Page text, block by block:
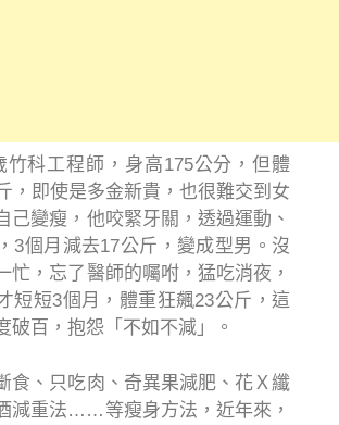
科工程師，身高175公分，但體
，即使是多金新貴，也很難交到女
己變瘦，他咬緊牙關，透過運動、
3個月減去17公斤，變成型男。沒
忙，忘了醫師的囑咐，猛吃消夜，
短短3個月，體重狂飆23公斤，這
破百，抱怨「不如不減」。
食、只吃肉、奇異果減肥、花Ｘ纖
減重法……等瘦身方法，近年來，